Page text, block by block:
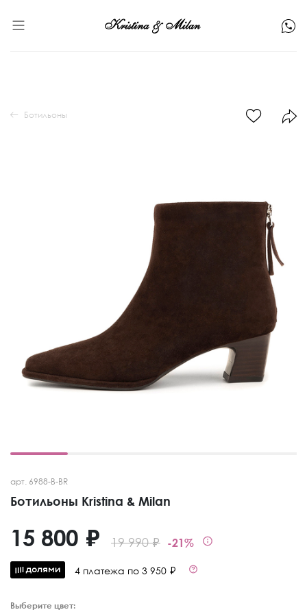
арт. 6988-B-BR
Ботильоны Kristina & Milan
19 990 ₽ -21%
15 800 ₽
4 платежа по 3 950 ₽
Выберите цвет:
Ботильоны